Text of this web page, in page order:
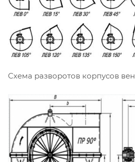
Схема разворотов корпусов